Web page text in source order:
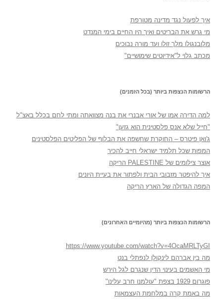
איך לפעול נגד מדינה מטורפת
מי גרש את הבריטים ואיך היו החיים בימי המנדט
מלובנגולו מלך זולו ועד מורה נבוכים
מכתב גלוי ל"אידיוטים שימושיים"
הרשומות הנצפות ביותר (בכל הזמנים)
למה הדירה אמו של אורי אבנרי את בנה מצוואתה ומתי לחם בכלל באצ"ל
"חייל שלא אנס פלסטינית הוא גזען"
ג'ואן פיטרס – החוקרת שחשפה את הבלוף של הפליטים הפלסטינים
המפות שכל תלמיד ישראלי חייב להכיר
אוצר צילומים של PALESTINE הריקה
איך להיפטר מזבובי הבית ולפתור את בעיית היונים
המפה הגדולה של הארץ הריקה
הרשומות הנצפות ביותר (מהיומיים האחרונים)
https://www.youtube.com/watch?v=4OcaMRLTyGI
מה בין אברהם לינקולן לנפתלי בנט
מי האשמים בעינוי הדין שנגרם לגל הירש
פוגרום 1929 בצפת "עולמנו חרב עלינו"
מה באמת קרה במלחמת העצמאות